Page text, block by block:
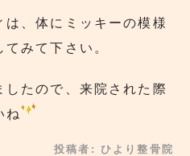
は、体にミッキーの模様
みて下さい。
たので、来院された際
ね
投稿者: ひより整骨院